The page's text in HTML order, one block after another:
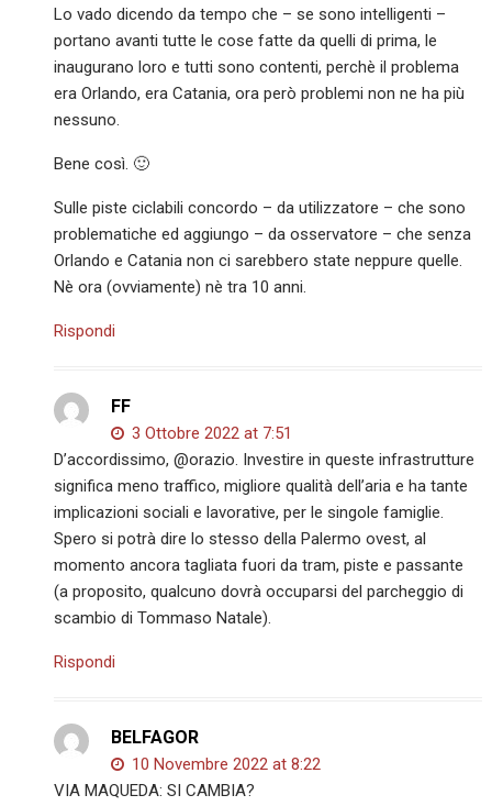
Lo vado dicendo da tempo che – se sono intelligenti –
portano avanti tutte le cose fatte da quelli di prima, le
inaugurano loro e tutti sono contenti, perchè il problema
era Orlando, era Catania, ora però problemi non ne ha più
nessuno.
Bene così. 🙂
Sulle piste ciclabili concordo – da utilizzatore – che sono
problematiche ed aggiungo – da osservatore – che senza
Orlando e Catania non ci sarebbero state neppure quelle.
Nè ora (ovviamente) nè tra 10 anni.
Rispondi
FF
3 Ottobre 2022 at 7:51
D’accordissimo, @orazio. Investire in queste infrastrutture
significa meno traffico, migliore qualità dell’aria e ha tante
implicazioni sociali e lavorative, per le singole famiglie.
Spero si potrà dire lo stesso della Palermo ovest, al
momento ancora tagliata fuori da tram, piste e passante
(a proposito, qualcuno dovrà occuparsi del parcheggio di
scambio di Tommaso Natale).
Rispondi
BELFAGOR
10 Novembre 2022 at 8:22
VIA MAQUEDA: SI CAMBIA?